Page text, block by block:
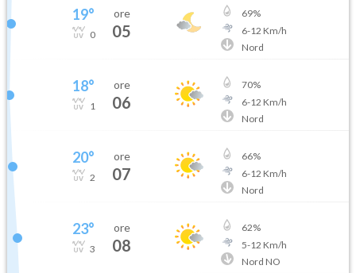
19°
0
ore
05
69%
6-12 Km/h
Nord
18°
1
ore
06
70%
6-12 Km/h
Nord
20°
2
ore
07
66%
6-12 Km/h
Nord
23°
3
ore
08
62%
5-12 Km/h
Nord NO